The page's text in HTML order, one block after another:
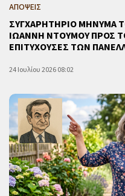
ΑΠΟΨΕΙΣ
ΣΥΓΧΑΡΗΤΗΡΙΟ ΜΗΝΥΜΑ
ΙΩΑΝΝΗ ΝΤΟΥΜΟΥ ΠΡΟΣ
ΕΠΙΤΥΧΟΥΣΕΣ ΤΩΝ
24 Ιουλίου 2026 08:02